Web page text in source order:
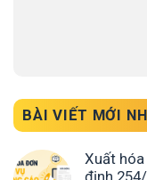
BÀI VIẾT MỚI
Xuất